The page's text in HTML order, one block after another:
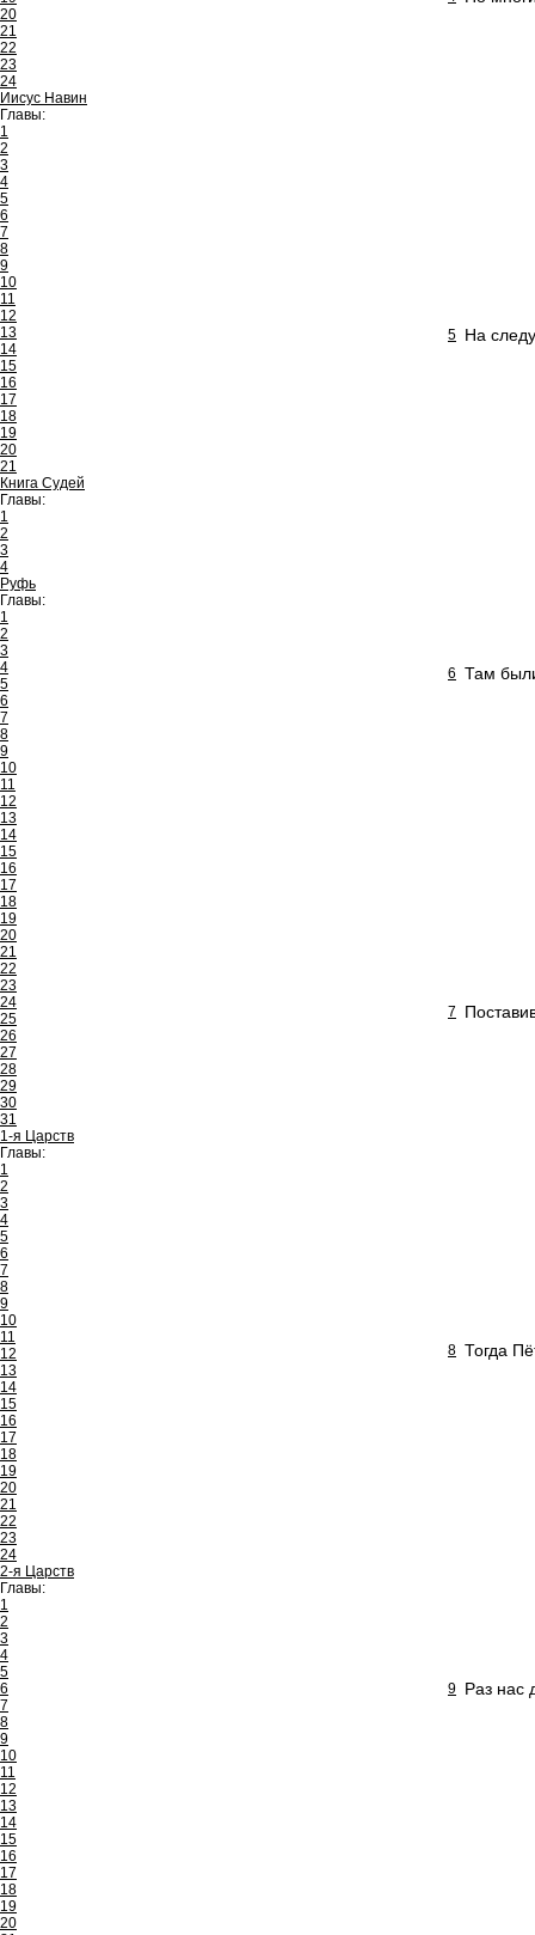
20
21
22
23
24
Иисус Навин
Главы:
1
2
3
4
5
6
7
8
9
10
11
12
13
14
15
16
17
18
19
20
21
Книга Судей
Главы:
1
2
3
4
Руфь
Главы:
1
2
3
4
5
6
7
8
9
10
11
12
13
14
15
16
17
18
19
20
21
22
23
24
25
26
27
28
29
30
31
1-я Царств
Главы:
1
2
3
4
5
6
7
8
9
10
11
12
13
14
15
16
17
18
19
20
21
22
23
24
2-я Царств
Главы:
1
2
3
4
5
6
7
8
9
10
11
12
13
14
15
16
17
18
19
20
5 На
6 Там
7
8 Тогда
9 Раз нас